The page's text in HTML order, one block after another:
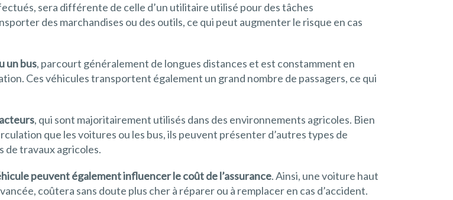
sera différente de celle d’un utilitaire utilisé pour des tâches
des marchandises ou des outils, ce qui peut augmenter le risque en cas
un bus, parcourt généralement de longues distances et est constamment en
Ces véhicules transportent également un grand nombre de passagers, ce qui
, qui sont majoritairement utilisés dans des environnements agricoles. Bien
que les voitures ou les bus, ils peuvent présenter d’autres types de
de travaux agricoles.
peuvent également influencer le coût de l’assurance. Ainsi, une voiture haut
coûtera sans doute plus cher à réparer ou à remplacer en cas d’accident.